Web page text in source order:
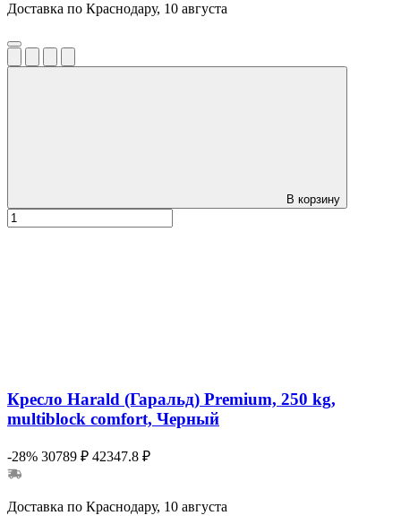
Доставка по Краснодару, 10 августа
В корзину
Кресло Harald (Гаральд) Premium, 250 kg,
multiblock comfort, Черный
-28% 30789 ₽ 42347.8 ₽
Доставка по Краснодару, 10 августа